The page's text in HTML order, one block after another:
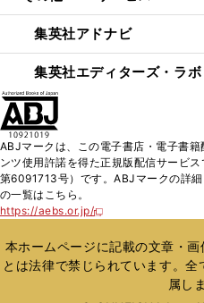
集英社アドナビ
集英社エディターズ・ラボ
ABJマークは、この電子書店・電子書
ンツ使用許諾を得た正規版配信サービ
第6091713号）です。ABJマークの詳
の一覧はこちら。
https://aebs.or.jp/
新
い
ウ
ィ
本ホームページに記載の文章・
とは法律で禁じられています。
属し